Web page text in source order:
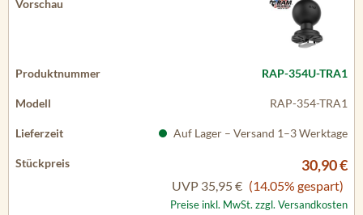
RAP-354U-TRA1
RAP-354-TRA1
Auf Lager – Versand 1–3 Werktage
30,90 €
UVP 35,95 € (14.05% gespart)
Preise inkl. MwSt. zzgl. Versandkosten